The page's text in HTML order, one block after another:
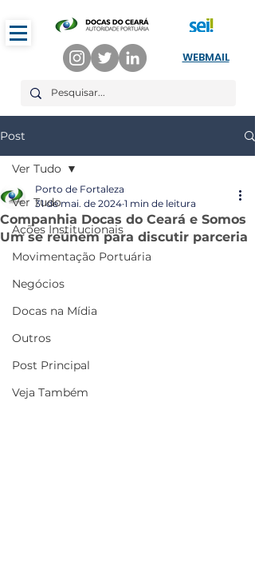
WEBMAIL
Post
Ver Tudo
Ações Institucionais
Movimentação Portuária
Negócios
Docas na Mídia
Outros
Post Principal
Veja Também
Ver Tudo
Companhia Docas do Ceará e Somos
Um se reúnem para discutir parceria
Porto de Fortaleza
31 de mai. de 2024 1 min de leitura